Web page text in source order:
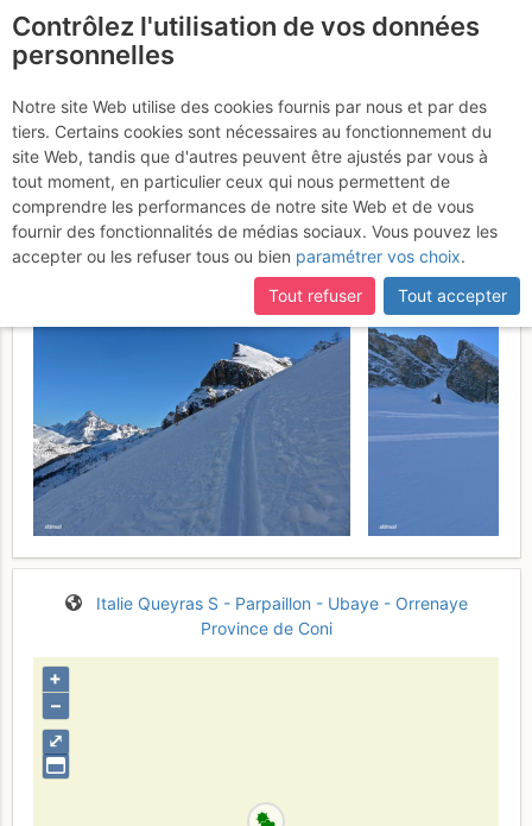
Rocca la Marchisa :
Boucle vallon Traversagn >
vallon Camosciera
Dimanche 19
février 2017
Italie Queyras S - Parpaillon - Ubaye - Orrenaye
Province de Coni
⤢
+
–
Contrôlez l'utilisation de vos données
personnelles
Notre site Web utilise des cookies fournis par nous et par des
tiers. Certains cookies sont nécessaires au fonctionnement du
site Web, tandis que d'autres peuvent être ajustés par vous à
tout moment, en particulier ceux qui nous permettent de
comprendre les performances de notre site Web et de vous
fournir des fonctionnalités de médias sociaux. Vous pouvez les
accepter ou les refuser tous ou bien paramétrer vos choix.
Tout refuser
Tout accepter